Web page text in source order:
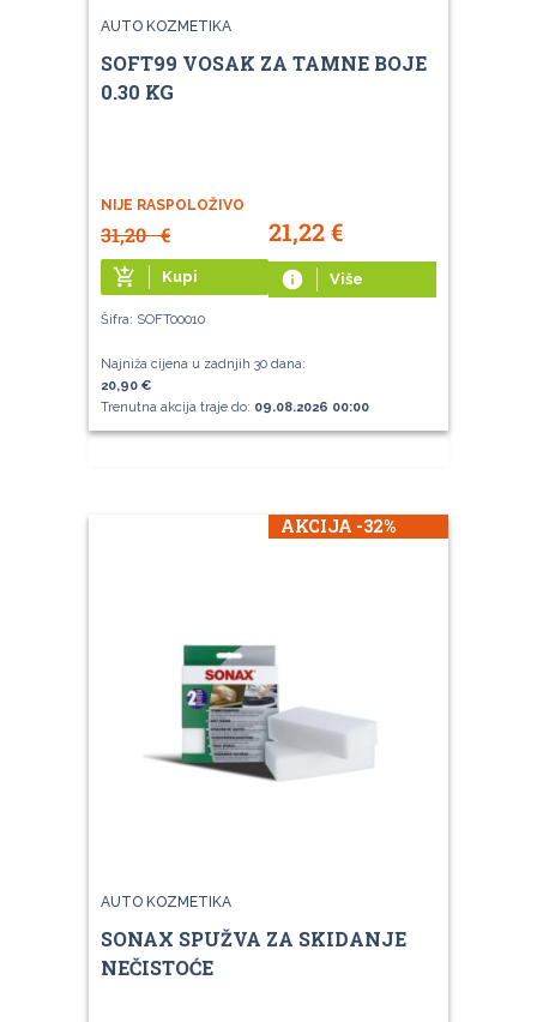
AUTO KOZMETIKA
SOFT99 VOSAK ZA TAMNE BOJE
0.30 KG
NIJE RASPOLOŽIVO
31,20€ 21,22€
add_shopping_cart Kupi info Više
Šifra: SOFT00010
Najniža cijena u zadnjih 30 dana:
20,90 €
Trenutna akcija traje do: 09.08.2026 00:00
AKCIJA -32%
AUTO KOZMETIKA
SONAX SPUŽVA ZA SKIDANJE
NEČISTOĆE